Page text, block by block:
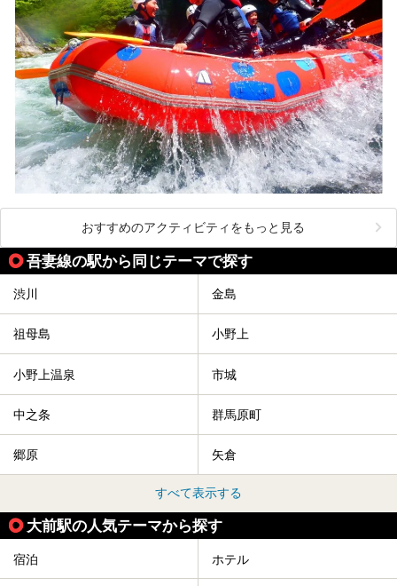
おすすめのアクティビティをもっと見る
吾妻線の駅から同じテーマで探す
渋川 金島
祖母島 小野上
小野上温泉 市城
中之条 群馬原町
郷原 矢倉
すべて表示する
大前駅の人気テーマから探す
宿泊 ホテル